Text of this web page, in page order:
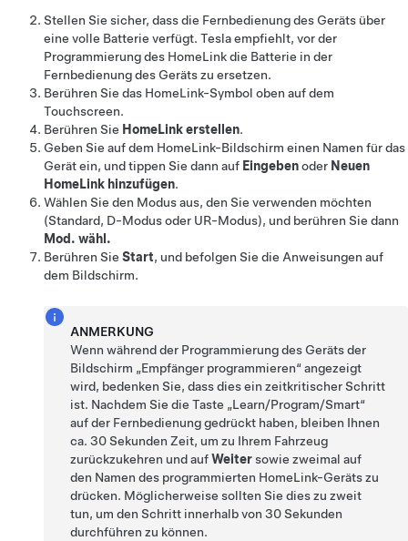
Stellen Sie sicher, dass die Fernbedienung des Geräts über
eine volle Batterie verfügt. Tesla empfiehlt, vor der
Programmierung des HomeLink die Batterie in der
Fernbedienung des Geräts zu ersetzen.
Berühren Sie das HomeLink-Symbol oben auf dem
Touchscreen.
Berühren Sie HomeLink erstellen.
Geben Sie auf dem HomeLink-Bildschirm einen Namen für das
Gerät ein, und tippen Sie dann auf Eingebenoder Neuen
HomeLink hinzufügen.
Wählen Sie den Modus aus, den Sie verwenden möchten
(Standard, D-Modus oder UR-Modus), und berühren Sie dann
Mod. wähl.
Berühren Sie Start, und befolgen Sie die Anweisungen auf
dem Bildschirm.
ANMERKUNG
Wenn während der Programmierung des Geräts der
Bildschirm „Empfänger programmieren“ angezeigt
wird, bedenken Sie, dass dies ein zeitkritischer Schritt
ist. Nachdem Sie die Taste „Learn/Program/Smart“
auf der Fernbedienung gedrückt haben, bleiben Ihnen
ca. 30 Sekunden Zeit, um zu Ihrem Fahrzeug
zurückzukehren und aufWeitersowie zweimal auf
den Namen des programmierten HomeLink-Geräts zu
drücken. Möglicherweise sollten Sie dies zu zweit
tun, um den Schritt innerhalb von 30 Sekunden
durchführen zu können.